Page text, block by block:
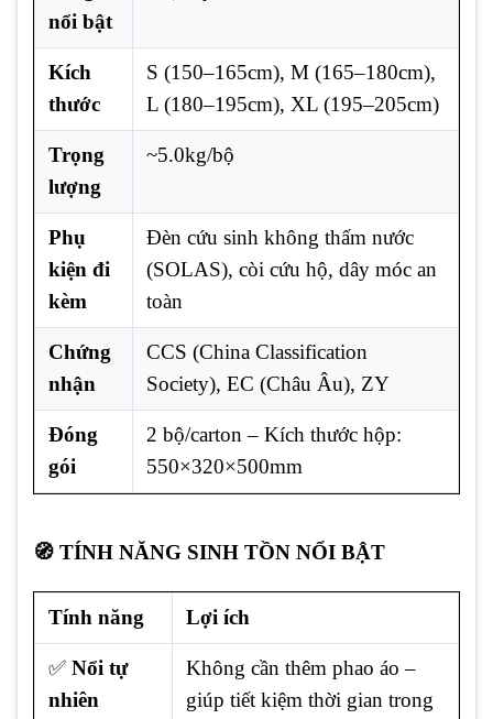
nổi bật
Kích
thước
S (150–165cm), M (165–180cm),
L (180–195cm), XL (195–205cm)
Trọng
lượng
~5.0kg/bộ
Phụ
kiện đi
kèm
Đèn cứu sinh không thấm nước
(SOLAS), còi cứu hộ, dây móc an
toàn
Chứng
nhận
CCS (China Classification
Society), EC (Châu Âu), ZY
Đóng
gói
2 bộ/carton – Kích thước hộp:
550×320×500mm
🧭 TÍNH NĂNG SINH TỒN NỔI BẬT
Tính năng Lợi ích
✅ Nổi tự
nhiên
Không cần thêm phao áo –
giúp tiết kiệm thời gian trong